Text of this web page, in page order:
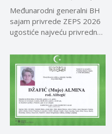
Međunarodni generalni BH
sajam privrede ZEPS 2026
ugostiće najveću privrednu